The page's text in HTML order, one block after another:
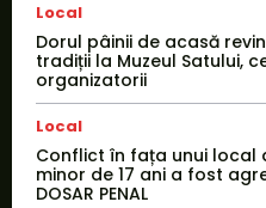
Local
Dorul pâinii de acasă
tradiții la Muzeul Satului,
organizatorii
Local
Conflict în fața unui local
minor de 17 ani a fost
DOSAR PENAL